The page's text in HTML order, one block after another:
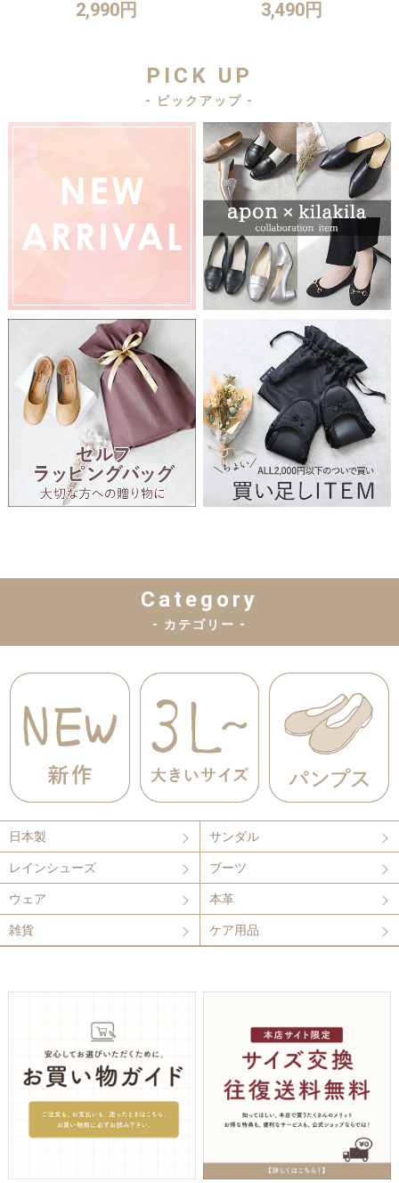
2,990円 3,490円
PICK UP
- ピックアップ -
Category
- カテゴリー -
日本製 サンダル
レインシューズ ブーツ
ウェア 本革
雑貨 ケア用品